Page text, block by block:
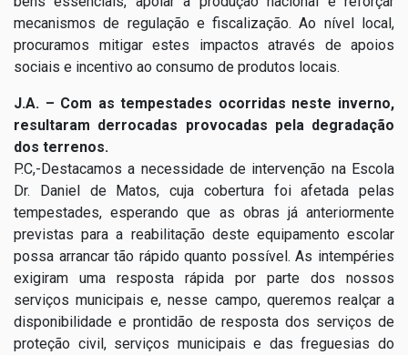
mecanismos de regulação e fiscalização. Ao nível local,
procuramos mitigar estes impactos através de apoios
sociais e incentivo ao consumo de produtos locais.
J.A. – Com as tempestades ocorridas neste inverno,
resultaram derrocadas provocadas pela degradação
dos terrenos.
P.C,-Destacamos a necessidade de intervenção na Escola
Dr. Daniel de Matos, cuja cobertura foi afetada pelas
tempestades, esperando que as obras já anteriormente
previstas para a reabilitação deste equipamento escolar
possa arrancar tão rápido quanto possível. As intempéries
exigiram uma resposta rápida por parte dos nossos
serviços municipais e, nesse campo, queremos realçar a
disponibilidade e prontidão de resposta dos serviços de
proteção civil, serviços municipais e das freguesias do